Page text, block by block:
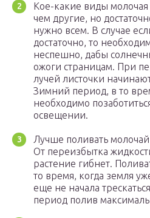
Кое-какие виды
чем другие, но
нужно всем. В случае
достаточно, то
неспешно, дабы
ожоги страницам. При
лучей листочки
Зимний период, в то
необходимо
освещении.
Лучше поливать
От переизбытка
растение гибнет.
то время, когда земля
еще не начала
период полив